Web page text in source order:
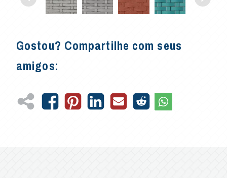
Gostou? Compartilhe com seus
amigos: